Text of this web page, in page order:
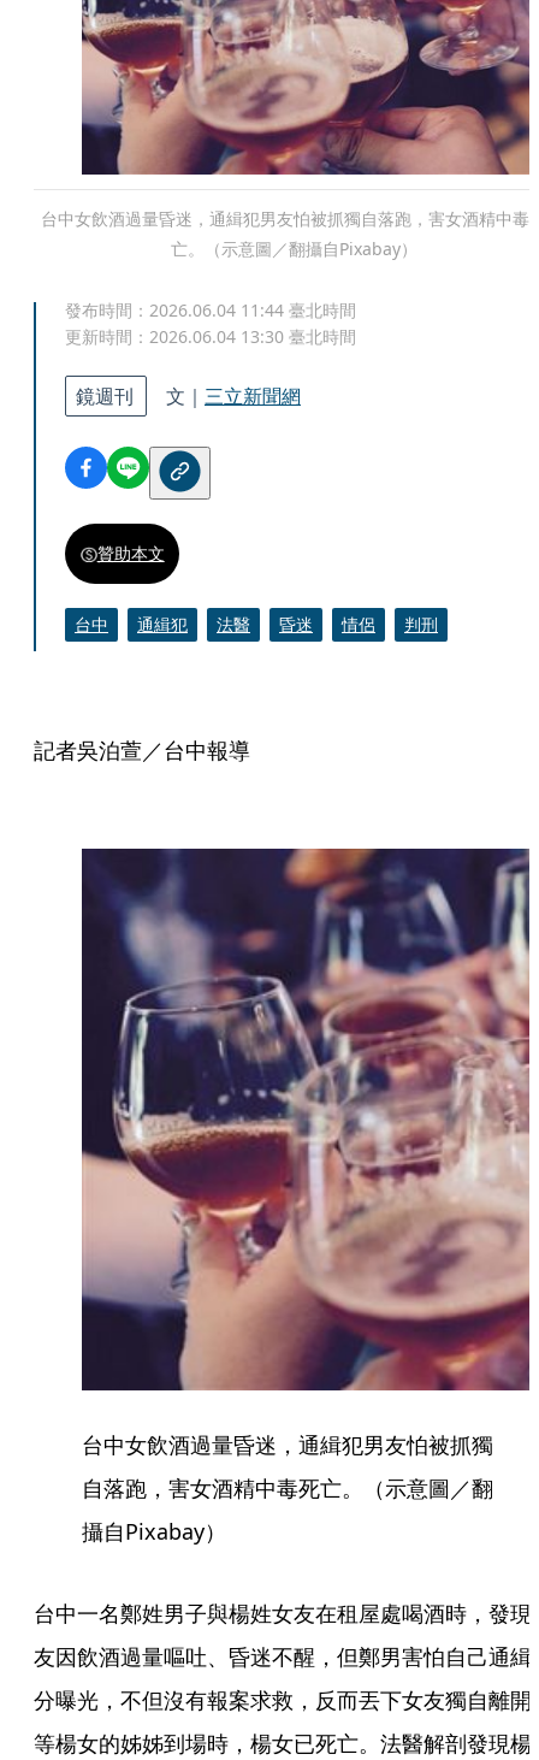
台中女飲酒過量昏迷，通緝犯男友怕被抓獨自落跑，害女酒精中毒
亡。（示意圖／翻攝自Pixabay）
發布時間： 2026.06.04 11:44 臺北時間
更新時間： 2026.06.04 13:30 臺北時間
鏡週刊 文｜ 三立新聞網
贊助本文
台中 通緝犯 法醫 昏迷 情侶 判刑
記者吳泊萱／台中報導
台中女飲酒過量昏迷，通緝犯男友怕被抓獨
自落跑，害女酒精中毒死亡。（示意圖／翻
攝自Pixabay）
台中一名鄭姓男子與楊姓女友在租屋處喝酒時，發現
友因飲酒過量嘔吐、昏迷不醒，但鄭男害怕自己通緝
分曝光，不但沒有報案求救，反而丟下女友獨自離開
等楊女的姊姊到場時，楊女已死亡。法醫解剖發現楊